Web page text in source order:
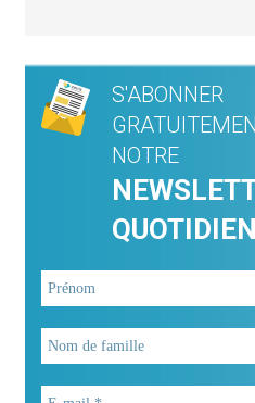
S'ABONNER
NOTRE